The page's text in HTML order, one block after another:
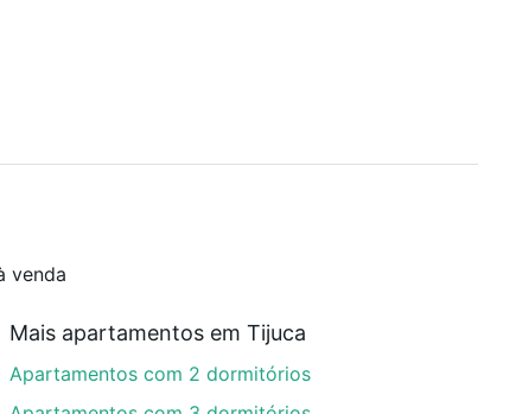
venda
Mais apartamentos em Tijuca
Apartamentos com 2 dormitórios